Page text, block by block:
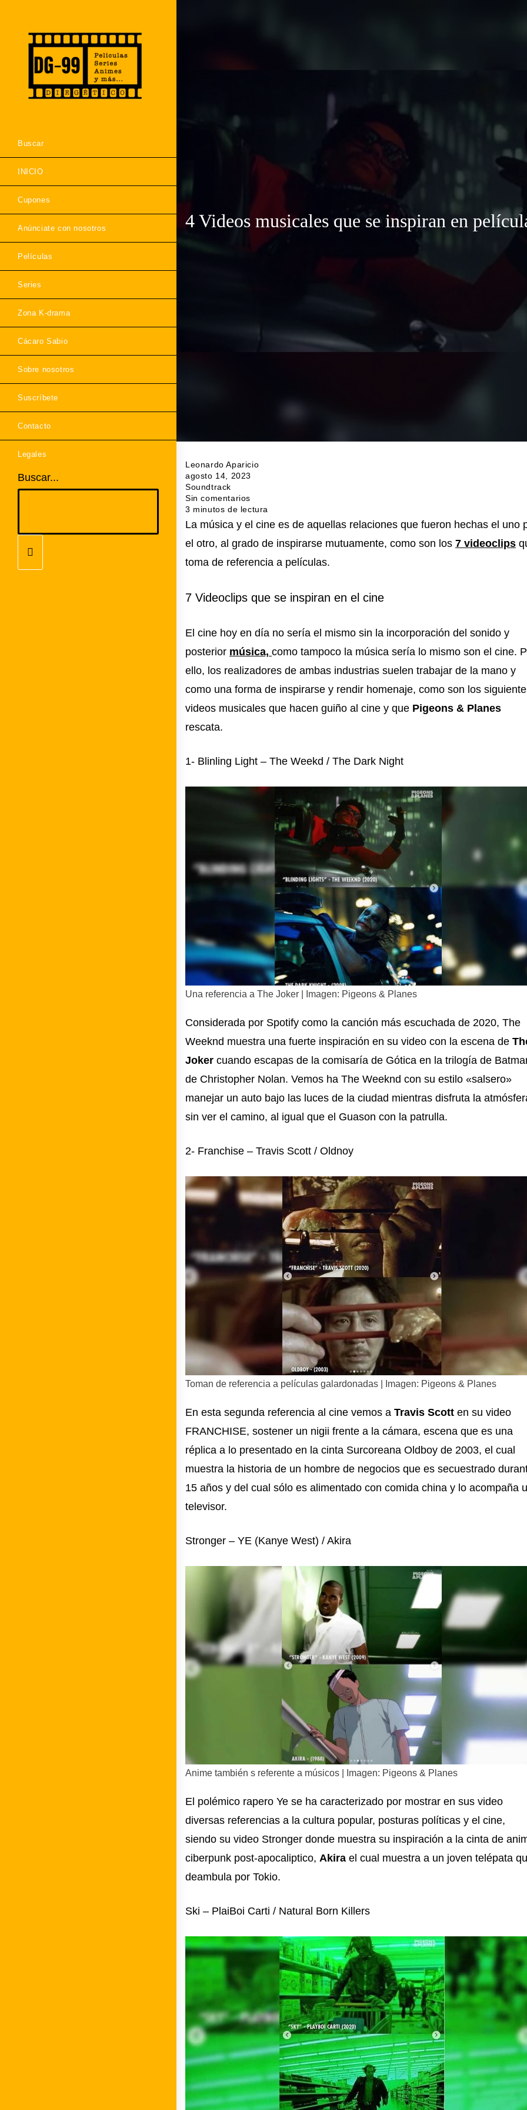
Buscar
INICIO
Cupones
Anúnciate con nosotros
Películas
Series
Zona K-drama
Cácaro Sabio
Sobre nosotros
Suscríbete
Contacto
Legales
Buscar...
4 Videos musicales que se inspiran en
Leonardo Aparicio
agosto 14, 2023
Soundtrack
Sin comentarios
3 minutos de lectura
La música y el cine es de aquellas relaciones que fueron hechas el uno
el otro, al grado de inspirarse mutuamente, como son los 7 videoclips
toma de referencia a películas.
7 Videoclips que se inspiran en el cine
El cine hoy en día no sería el mismo sin la incorporación del sonido y
posterior música, como tampoco la música sería lo mismo son el cine.
ello, los realizadores de ambas industrias suelen trabajar de la mano y
como una forma de inspirarse y rendir homenaje, como son los
videos musicales que hacen guiño al cine y que Pigeons & Planes
rescata.
1- Blinling Light – The Weekd / The Dark Night
Una referencia a The Joker | Imagen: Pigeons & Planes
Considerada por Spotify como la canción más escuchada de 2020, The
Weeknd muestra una fuerte inspiración en su video con la escena de
Joker cuando escapas de la comisaría de Gótica en la trilogía de
de Christopher Nolan. Vemos ha The Weeknd con su estilo «salsero»
manejar un auto bajo las luces de la ciudad mientras disfruta la
sin ver el camino, al igual que el Guason con la patrulla.
2- Franchise – Travis Scott / Oldnoy
Toman de referencia a películas galardonadas | Imagen: Pigeons & Planes
En esta segunda referencia al cine vemos a Travis Scott en su video
FRANCHISE, sostener un nigii frente a la cámara, escena que es una
réplica a lo presentado en la cinta Surcoreana Oldboy de 2003, el cual
muestra la historia de un hombre de negocios que es secuestrado
15 años y del cual sólo es alimentado con comida china y lo acompaña
televisor.
Stronger – YE (Kanye West) / Akira
Anime también s referente a músicos | Imagen: Pigeons & Planes
El polémico rapero Ye se ha caracterizado por mostrar en sus video
diversas referencias a la cultura popular, posturas políticas y el cine,
siendo su video Stronger donde muestra su inspiración a la cinta de
ciberpunk post-apocaliptico, Akira el cual muestra a un joven telépata
deambula por Tokio.
Ski – PlaiBoi Carti / Natural Born Killers